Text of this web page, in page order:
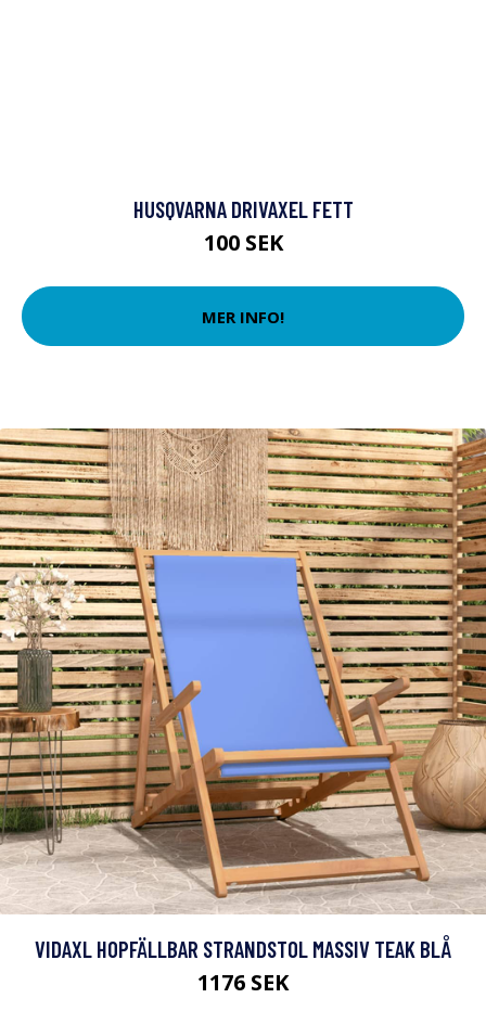
HUSQVARNA DRIVAXEL FETT
100 SEK
MER INFO!
VIDAXL HOPFÄLLBAR STRANDSTOL MASSIV TEAK BLÅ
1176 SEK